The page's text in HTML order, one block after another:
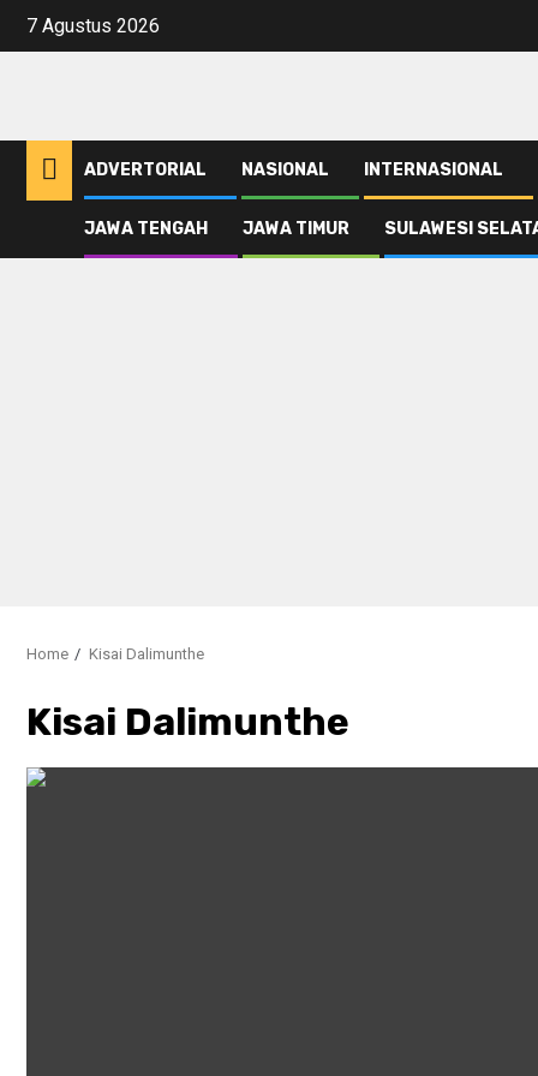
Skip
7 Agustus 2026
ADVERTORIAL NASIONAL INTERNASIONAL
JAWA TENGAH JAWA TIMUR SULAWESI
Home Kisai Dalimunthe
Kisai Dalimunthe